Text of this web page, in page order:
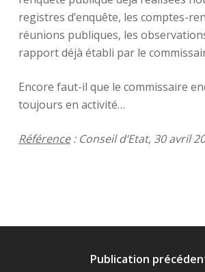
registres d’enquête, les comptes-
réunions publiques, les
rapport déjà établi par le
Encore faut-il que le commissaire
toujours en activité…
Référence: Conseil d’Etat, 30 avril
Publication